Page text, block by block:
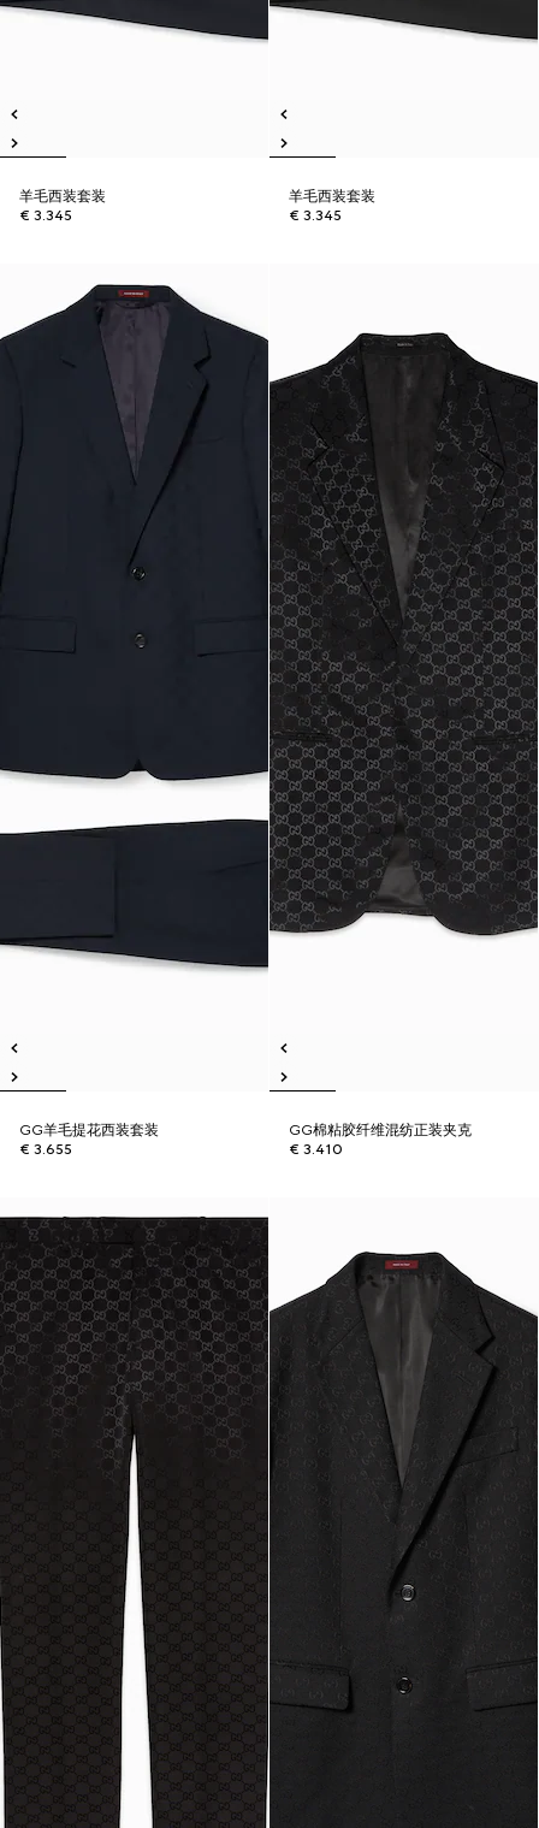
羊毛西装套装
€ 3.345
羊毛西装套装
€ 3.345
GG羊毛提花西装套装
€ 3.655
GG棉粘胶纤维混纺正装夹克
€ 3.410